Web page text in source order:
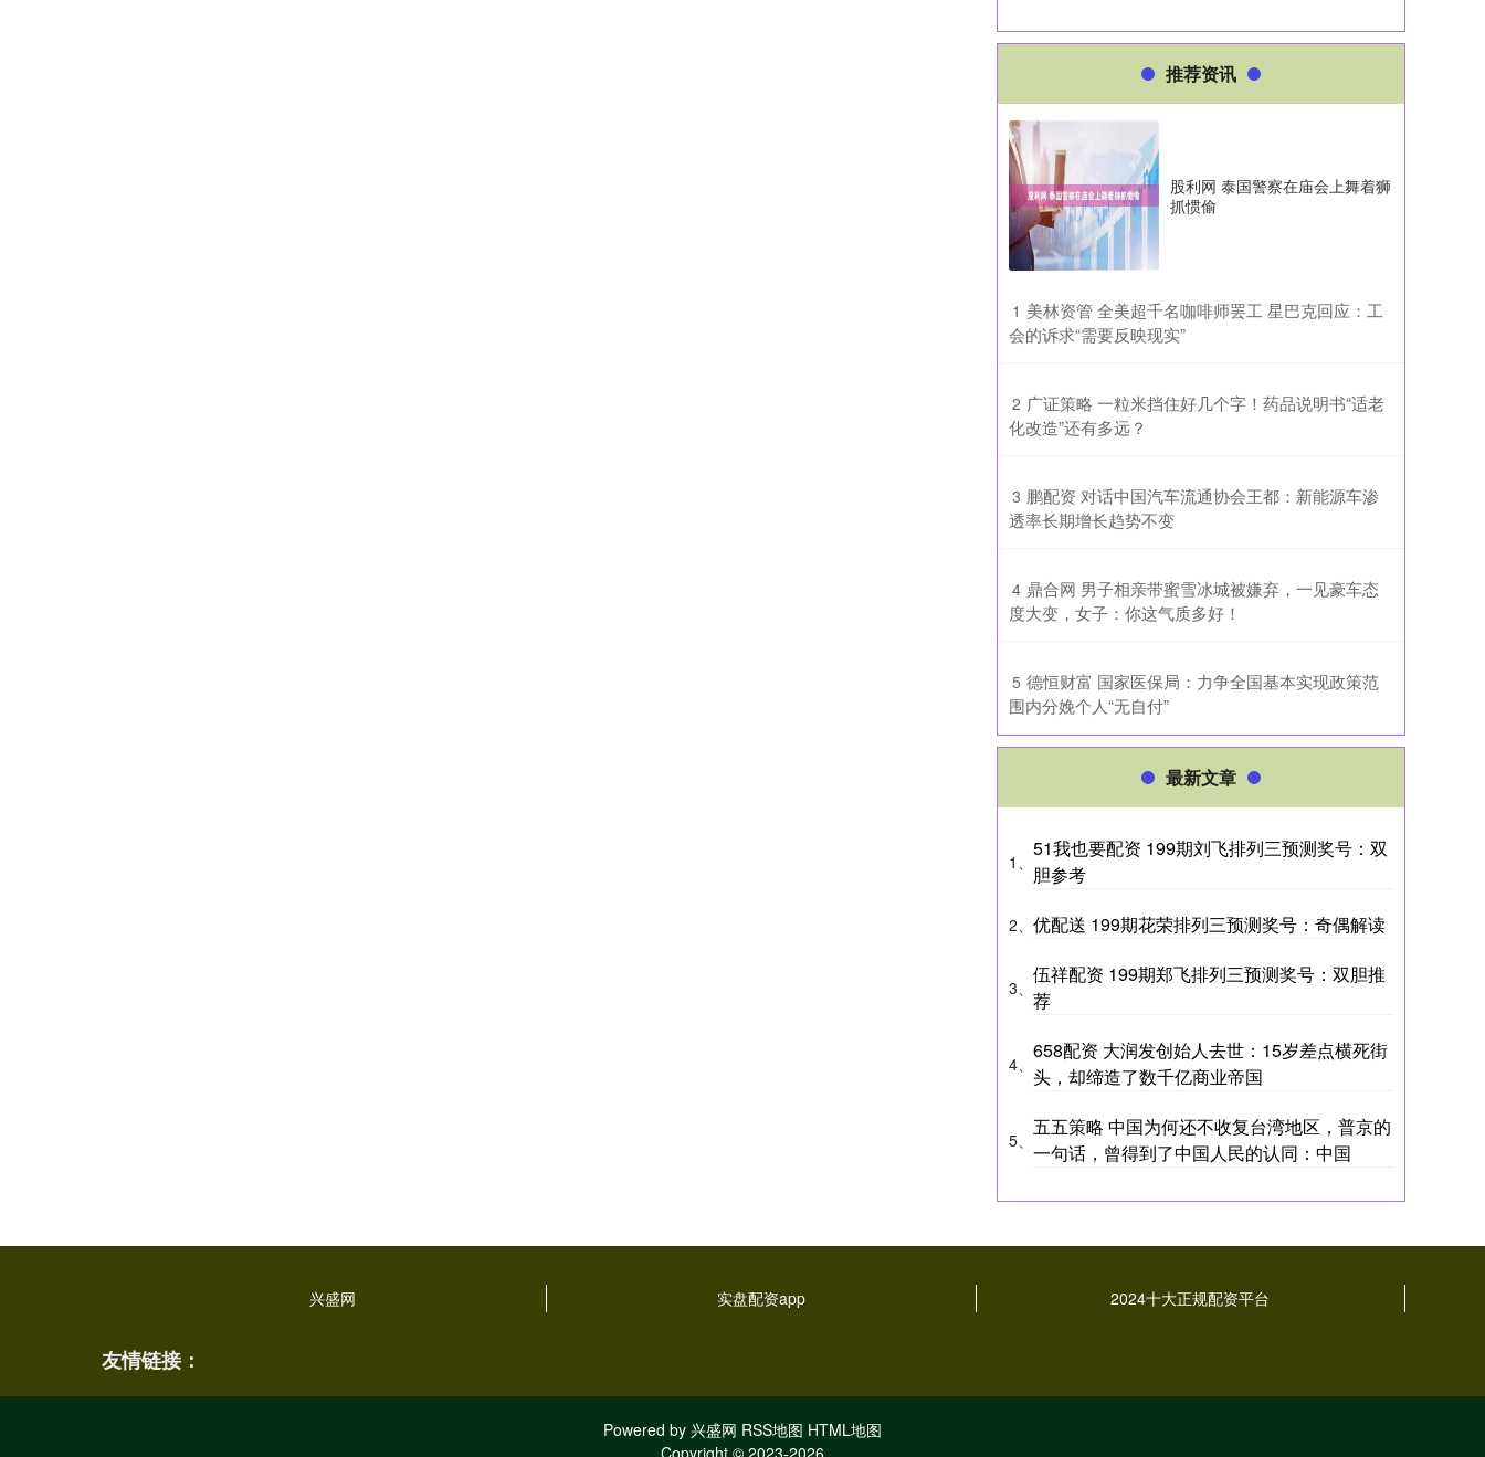
推荐资讯
股利网 泰国警察在庙会上舞着狮
抓惯偷
1 ​美林资管 全美超千名咖啡师罢工 星巴克回应：工
会的诉求“需要反映现实”
2 ​广证策略 一粒米挡住好几个字！药品说明书“适老
化改造”还有多远？
3 ​鹏配资 对话中国汽车流通协会王都：新能源车渗
透率长期增长趋势不变
4 ​鼎合网 男子相亲带蜜雪冰城被嫌弃，一见豪车态
度大变，女子：你这气质多好！
5 ​德恒财富 国家医保局：力争全国基本实现政策范
围内分娩个人“无自付”
最新文章
1、
51我也要配资 199期刘飞排列三预测奖号：双
胆参考
2、 优配送 199期花荣排列三预测奖号：奇偶解读
3、
伍祥配资 199期郑飞排列三预测奖号：双胆推
荐
4、
658配资 大润发创始人去世：15岁差点横死街
头，却缔造了数千亿商业帝国
5、
五五策略 中国为何还不收复台湾地区，普京的
一句话，曾得到了中国人民的认同：中国
兴盛网 实盘配资app 2024十大正规配资平台
友情链接：
Powered by 兴盛网 RSS地图 HTML地图
Copyright © 2023-2026